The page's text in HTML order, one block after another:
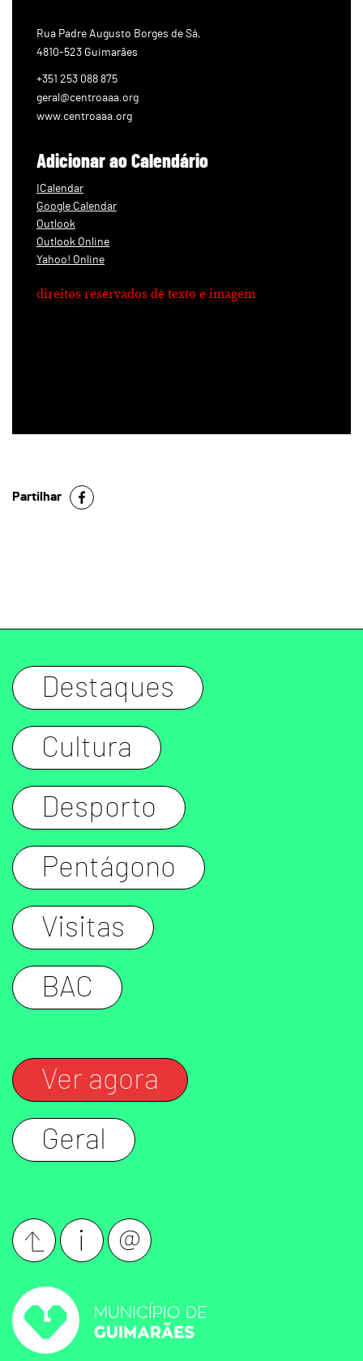
Rua Padre Augusto Borges de Sá,
4810-523 Guimarães
+351 253 088 875
geral@centroaaa.org
www.centroaaa.org
Adicionar ao Calendário
ICalendar
Google Calendar
Outlook
Outlook Online
Yahoo! Online
direitos reservados de texto e imagem
Partilhar
Destaques
Cultura
Desporto
Pentágono
Visitas
BAC
Ver agora
Geral